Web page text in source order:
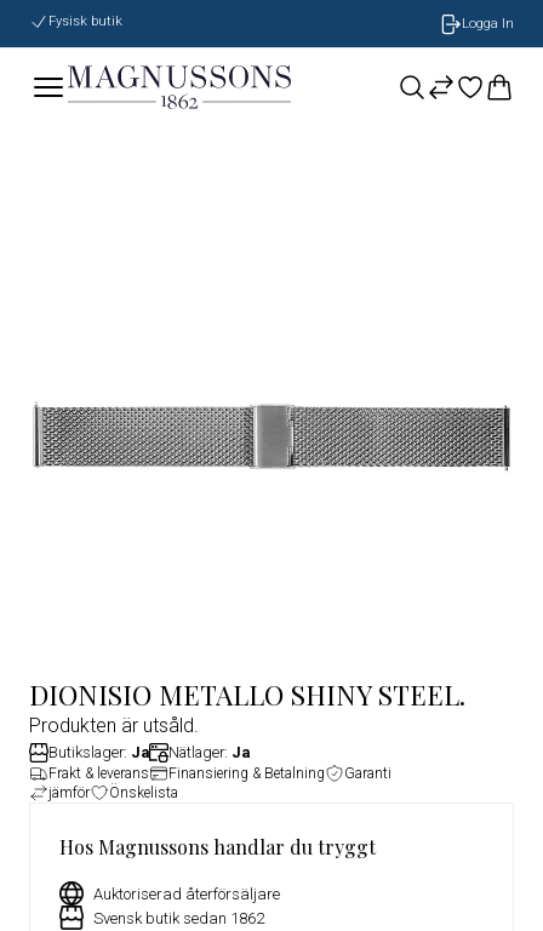
Auktoriserad återförsäljare Logga In
DIONISIO METALLO SHINY STEEL.
Produkten är utsåld.
Butikslager: Ja Nätlager: Ja
Frakt & leverans Finansiering & Betalning
Garanti
jämför
Önskelista
Hos Magnussons handlar du tryggt
Auktoriserad återförsäljare
Svensk butik sedan 1862